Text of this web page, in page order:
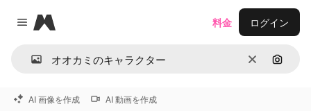
Close menu
Magnific
消去 画像で
料金 ログイン
AI 画像を作成 AI 動画を作成